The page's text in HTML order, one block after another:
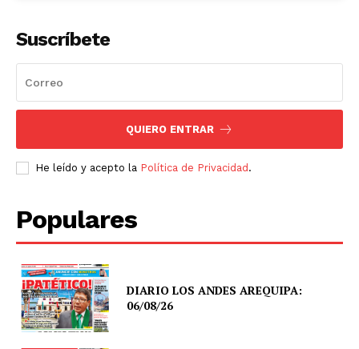
Suscríbete
QUIERO ENTRAR
He leído y acepto la Política de Privacidad.
Populares
DIARIO LOS ANDES AREQUIPA:
06/08/26